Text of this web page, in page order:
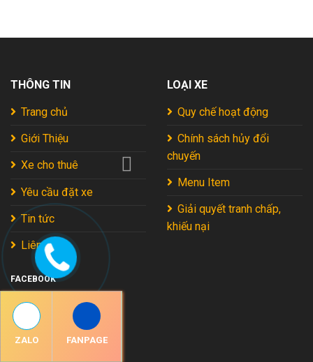
Đi
Vua
Đèo
Nghiệm
THÔNG TIN
Trang chủ
Giới Thiệu
Xe cho thuê
Yêu cầu đặt xe
Tin tức
Liên hệ
LOẠI XE
Quy chế hoạt động
Chính sách hủy đổi
chuyến
Menu Item
Giải quyết tranh chấp,
khiếu nại
FACEBOOK
ZALO FANPAGE